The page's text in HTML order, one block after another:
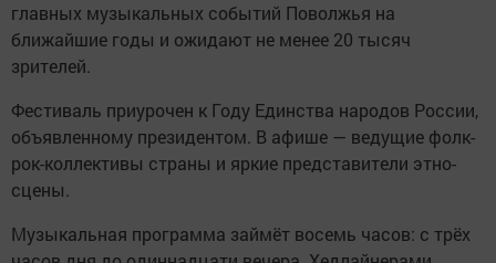
главных музыкальных событий Поволжья на
ближайшие годы и ожидают не менее 20 тысяч
зрителей.
Фестиваль приурочен к Году Единства народов России,
объявленному президентом. В афише — ведущие фолк-
рок-коллективы страны и яркие представители этно-
сцены.
Музыкальная программа займёт восемь часов: с трёх